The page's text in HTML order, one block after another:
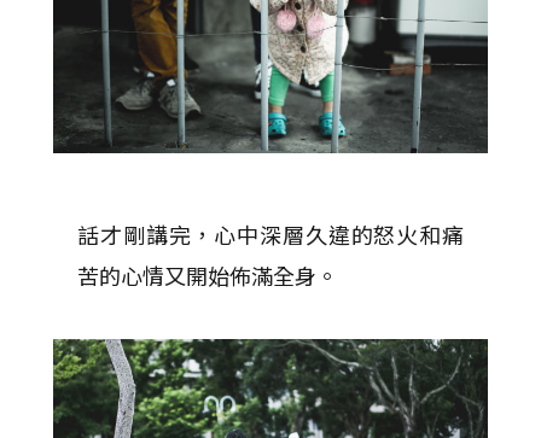
話才剛講完，心中深層久違的怒火和痛
苦的心情又開始佈滿全身。